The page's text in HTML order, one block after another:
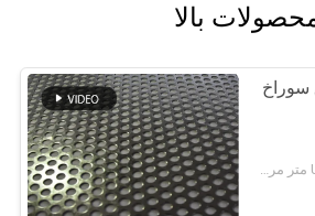
بالا
سوراخ